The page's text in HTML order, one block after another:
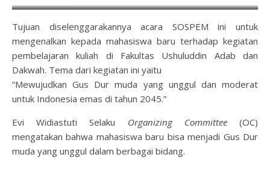
Peserta Sospem FUAD 2023
Tujuan diselenggarakannya acara SOSPEM ini untuk
mengenalkan kepada mahasiswa baru terhadap kegiatan
pembelajaran kuliah di Fakultas Ushuluddin Adab dan
Dakwah. Tema dari kegiatan ini yaitu
“Mewujudkan Gus Dur muda yang unggul dan moderat
untuk Indonesia emas di tahun 2045.”
Evi Widiastuti Selaku Organizing Committee(OC)
mengatakan bahwa mahasiswa baru bisa menjadi Gus Dur
muda yang unggul dalam berbagai bidang.